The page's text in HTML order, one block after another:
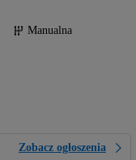
Manualna
Zobacz ogłoszenia